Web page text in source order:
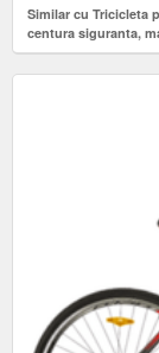
Similar cu Tricicleta
centura siguranta,